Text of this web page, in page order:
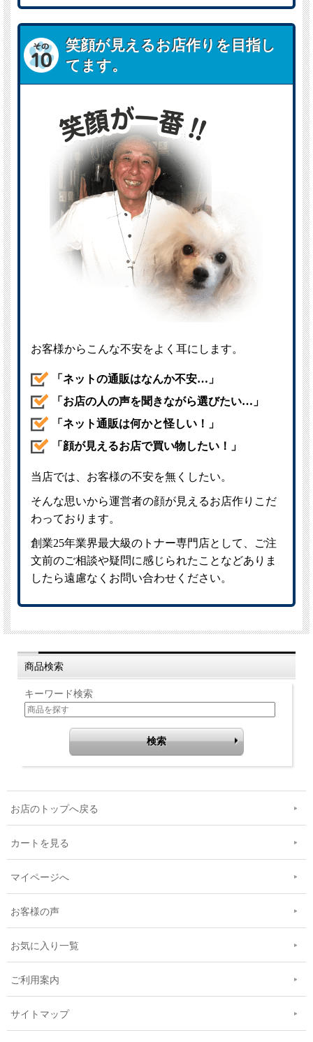
商品検索
キーワード検索
お店のトップへ戻る
カートを見る
マイページへ
お客様の声
お気に入り一覧
ご利用案内
サイトマップ